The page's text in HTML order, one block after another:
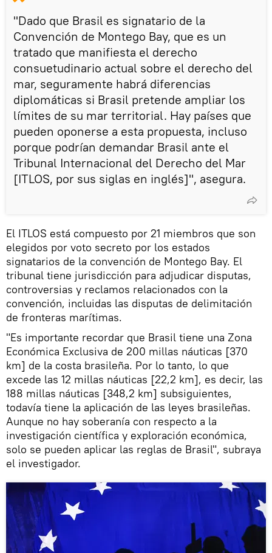
"Dado que Brasil es signatario de la
Convención de Montego Bay, que es un
tratado que manifiesta el derecho
consuetudinario actual sobre el derecho del
mar, seguramente habrá diferencias
diplomáticas si Brasil pretende ampliar los
límites de su mar territorial. Hay países que
pueden oponerse a esta propuesta, incluso
porque podrían demandar Brasil ante el
Tribunal Internacional del Derecho del Mar
[ITLOS, por sus siglas en inglés]", asegura.
El ITLOS está compuesto por 21 miembros que son
elegidos por voto secreto por los estados
signatarios de la convención de Montego Bay. El
tribunal tiene jurisdicción para adjudicar disputas,
controversias y reclamos relacionados con la
convención, incluidas las disputas de delimitación
de fronteras marítimas.
"Es importante recordar que Brasil tiene una Zona
Económica Exclusiva de 200 millas náuticas [370
km] de la costa brasileña. Por lo tanto, lo que
excede las 12 millas náuticas [22,2 km], es decir, las
188 millas náuticas [348,2 km] subsiguientes,
todavía tiene la aplicación de las leyes brasileñas.
Aunque no hay soberanía con respecto a la
investigación científica y exploración económica,
solo se pueden aplicar las reglas de Brasil", subraya
el investigador.